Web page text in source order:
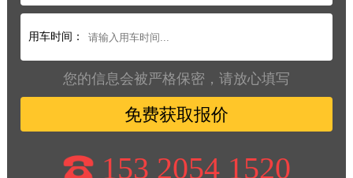
用车时间：
您的信息会被严格保密，请放心填写
免费获取报价
153 2054 1520